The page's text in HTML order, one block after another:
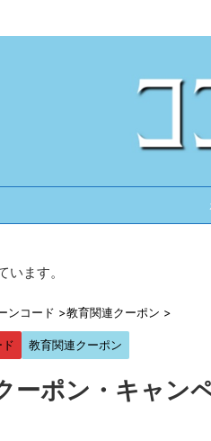
います。
ンコード >教育関連クーポン >
教育関連クーポン
ーポン・キャン